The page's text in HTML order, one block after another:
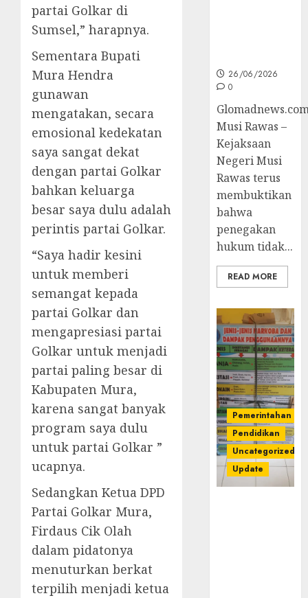
partai Golkar di
Sumsel,” harapnya.
Sementara Bupati
Mura Hendra
gunawan
mengatakan, secara
emosional kedekatan
saya sangat dekat
dengan partai Golkar
bahkan keluarga
besar saya dulu adalah
perintis partai Golkar.
“Saya hadir kesini
untuk memberi
semangat kepada
partai Golkar dan
mengapresiasi partai
Golkar untuk menjadi
partai paling besar di
Kabupaten Mura,
karena sangat banyak
program saya dulu
untuk partai Golkar ”
ucapnya.
Sedangkan Ketua DPD
Partai Golkar Mura,
Firdaus Cik Olah
dalam pidatonya
menuturkan berkat
terpilih menjadi ketua
26/06/2026
0
Musi Rawas –
Kejaksaan
Negeri Musi
Rawas terus
membuktikan
bahwa
penegakan
hukum tidak...
READ MORE
Pemerintahan
Pendidikan
Uncategorized
Update